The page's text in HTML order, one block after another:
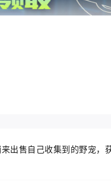
出售自己收集到的野宠，